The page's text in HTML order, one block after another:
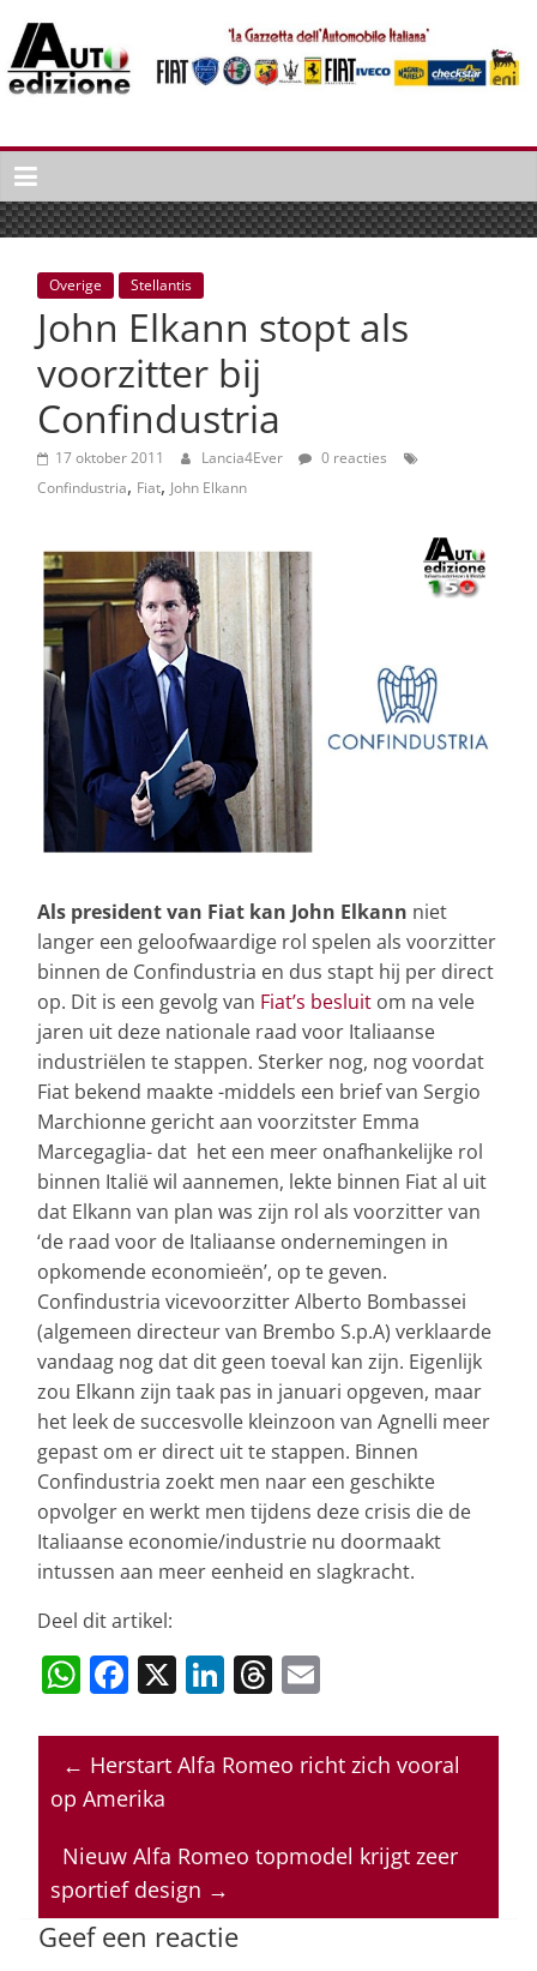
naar
inhoud
Auto
Edizione
La
Gazetta
dell'Automobile
Italiana
Italiaans
autonieuws
lifestyle
Overige Stellantis
John Elkann stopt als
voorzitter bij
Confindustria
17 oktober 2011 Lancia4Ever
0 reacties
Confindustria, Fiat, John Elkann
Als president van Fiat kan John Elkann niet
langer een geloofwaardige rol spelen als voorzitter
binnen de Confindustria en dus stapt hij per direct
op. Dit is een gevolg van Fiat’s besluit om na vele
jaren uit deze nationale raad voor Italiaanse
industriëlen te stappen. Sterker nog, nog voordat
Fiat bekend maakte -middels een brief van Sergio
Marchionne gericht aan voorzitster Emma
Marcegaglia- dat het een meer onafhankelijke rol
binnen Italië wil aannemen, lekte binnen Fiat al uit
dat Elkann van plan was zijn rol als voorzitter van
‘de raad voor de Italiaanse ondernemingen in
opkomende economieën’, op te geven.
Confindustria vicevoorzitter Alberto Bombassei
(algemeen directeur van Brembo S.p.A) verklaarde
vandaag nog dat dit geen toeval kan zijn. Eigenlijk
zou Elkann zijn taak pas in januari opgeven, maar
het leek de succesvolle kleinzoon van Agnelli meer
gepast om er direct uit te stappen. Binnen
Confindustria zoekt men naar een geschikte
opvolger en werkt men tijdens deze crisis die de
Italiaanse economie/industrie nu doormaakt
intussen aan meer eenheid en slagkracht.
Deel dit artikel:
W
at
s
p
p
F
c
e
o
o
k
X Li
k
e
n
T
re
a
s
ai
l
← Herstart Alfa Romeo richt zich vooral
op Amerika
Nieuw Alfa Romeo topmodel krijgt zeer
sportief design →
Geef een reactie